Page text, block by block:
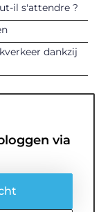
il s'attendre ?
dankzij
via